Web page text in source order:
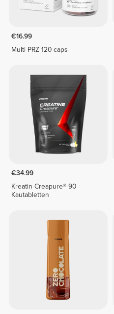
€16.99
Multi PRZ 120 caps
€34.99
Kreatin Creapure® 90
Kautabletten